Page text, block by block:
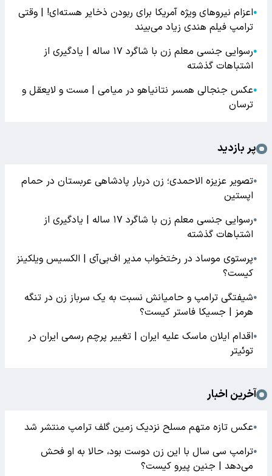
●اعزام نیروهای ویژه آمریکا برای ربودن ذخایر هسته‌ای! | وقتی
ترامپ فیلم هندی زیاد می‌بیند
●
رسوایی جنسی معلم زن با شاگرد ۱۷ ساله | یادگیری از
اشتباهات گذشته
●عکس جنجالی همسر نتانیاهو در میامی | مست و لایعقل و
ترسان
پر بازدید
●تصویر عزیزه الاحمدی؛ زن دربار پادشاهی عربستان در حمام
اپستین
●
رسوایی جنسی معلم زن با شاگرد ۱۷ ساله | یادگیری از
اشتباهات گذشته
●پرستوی موساد در رختخواب مدیر اف‌بی‌آی | الکسیس ویلکینز
کیست؟
●شیفتگی ترامپ و حامیانش نسبت به یک سرباز زن در تنگه
هرمز | جسیکا فاستر کیست؟
●اقدام ایلان ماسک علیه ایران | تغییر پرچم رسمی ایران در
توئیتر
آخرین اخبار
●عکس تازه متهم مسلح نزدیک زمین گلف ترامپ منتشر شد
●ترامپ سی سال با این زن دوست بود، حالا به او فحش
می‌دهد | جنین پیرو کیست؟